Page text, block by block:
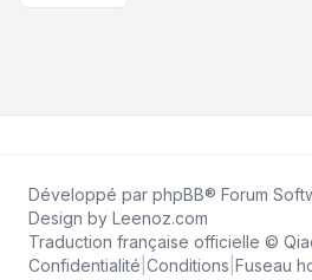
Développé par phpBB® Forum
Design by Leenoz.com
Traduction française officielle ©
Confidentialité Conditions Fuseau